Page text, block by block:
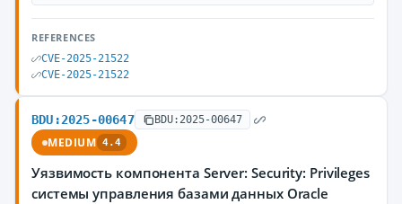
REFERENCES
CVE-2025-21522
CVE-2025-21522
BDU:2025-00647 BDU:2025-00647
MEDIUM 4.4
Уязвимость компонента Server: Security: Privileges
системы управления базами данных Oracle